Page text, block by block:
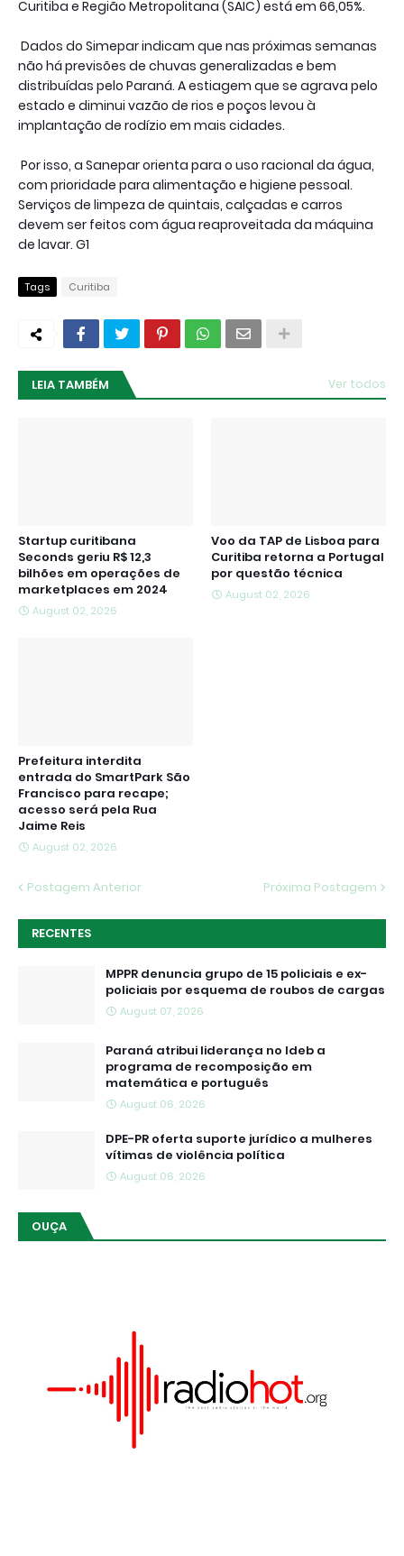
Curitiba e Região Metropolitana (SAIC) está em 66,05%.
Dados do Simepar indicam que nas próximas semanas
não há previsões de chuvas generalizadas e bem
distribuídas pelo Paraná. A estiagem que se agrava pelo
estado e diminui vazão de rios e poços levou à
implantação de rodízio em mais cidades.
Por isso, a Sanepar orienta para o uso racional da água,
com prioridade para alimentação e higiene pessoal.
Serviços de limpeza de quintais, calçadas e carros
devem ser feitos com água reaproveitada da máquina
de lavar. G1
Tags Curitiba
LEIA TAMBÉM Ver todos
Startup curitibana
Seconds geriu R$ 12,3
bilhões em operações de
marketplaces em 2024
August 02, 2026
Voo da TAP de Lisboa para
Curitiba retorna a Portugal
por questão técnica
August 02, 2026
Prefeitura interdita
entrada do SmartPark São
Francisco para recape;
acesso será pela Rua
Jaime Reis
August 02, 2026
Postagem Anterior Próxima Postagem
RECENTES
MPPR denuncia grupo de 15 policiais e ex-
policiais por esquema de roubos de cargas
August 07, 2026
Paraná atribui liderança no Ideb a
programa de recomposição em
matemática e português
August 06, 2026
DPE-PR oferta suporte jurídico a mulheres
vítimas de violência política
August 06, 2026
OUÇA